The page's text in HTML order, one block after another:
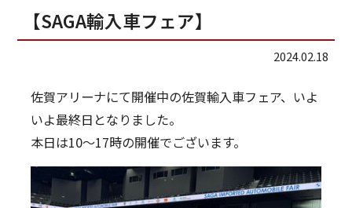
【SAGA輸入車フェア】
2024.02.18
佐賀アリーナにて開催中の佐賀輸入車フェア、いよ
いよ最終日となりました。
本日は10〜17時の開催でございます。
アフターサービス
オリジナルコンテンツ
アデルレポート
アデル・コレクションギャラリー
認定・表彰・受賞
SDGsの取り組み